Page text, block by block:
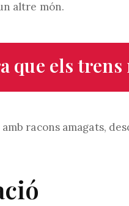
altre món.
que els
racons amagats,